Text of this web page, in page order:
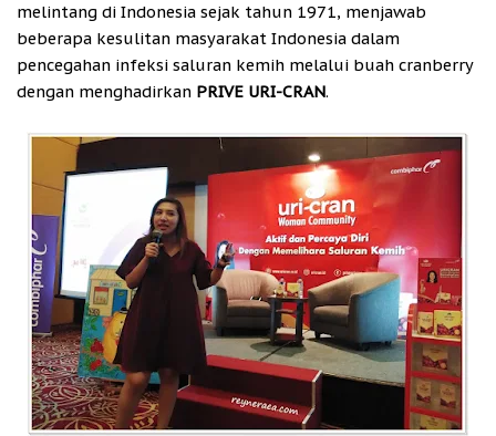
melintang di Indonesia sejak tahun 1971, menjawab
beberapa kesulitan masyarakat Indonesia dalam
pencegahan infeksi saluran kemih melalui buah cranberry
dengan menghadirkan PRIVE URI-CRAN.